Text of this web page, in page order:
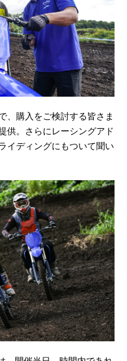
、購入をご検討する皆さま
供。さらにレーシングアド
イディングにもついて聞い